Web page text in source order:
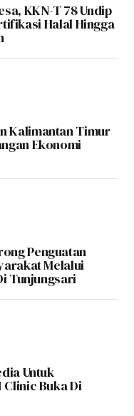
KKN-T 78 Undip
Halal Hingga
Kalimantan Timur
Ekonomi
Penguatan
Melalui
Tunjungsari
Untuk
Clinic Buka Di